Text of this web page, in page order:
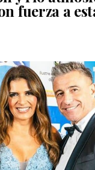
fuerza a